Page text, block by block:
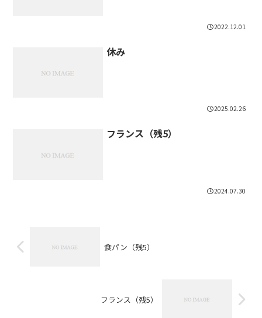
2022.12.01
休み
2025.02.26
フランス（残5）
2024.07.30
食パン（残5）
フランス（残5）